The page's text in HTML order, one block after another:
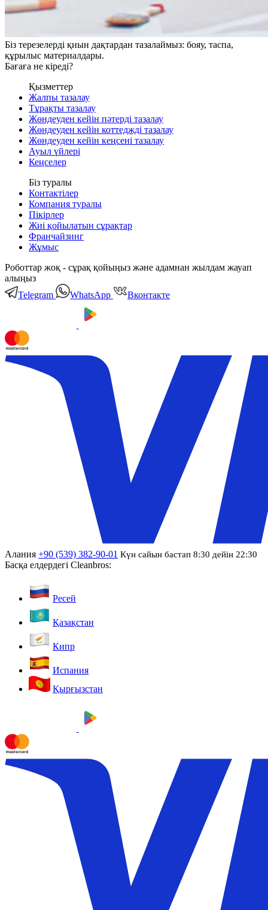
Біз терезелерді қиын дақтардан тазалаймыз: бояу, таспа,
құрылыс материалдары.
Бағаға не кіреді?
Қызметтер
Жалпы тазалау
Тұрақты тазалау
Жөндеуден кейін пәтерді тазалау
Жөндеуден кейін коттеджді тазалау
Жөндеуден кейін кеңсені тазалау
Ауыл үйлері
Кеңселер
Біз туралы
Контактілер
Компания туралы
Пікірлер
Жиі қойылатын сұрақтар
Франчайзинг
Жұмыс
Роботтар жоқ - сұрақ қойыңыз және адамнан жылдам жауап
алыңыз
Telegram
WhatsApp Вконтакте
Алания +90 (539) 382-90-01 Күн сайын бастап 8:30 дейін 22:30
Басқа елдердегі Cleanbros:
Ресей
Қазақстан
Кипр
Испания
Қырғызстан